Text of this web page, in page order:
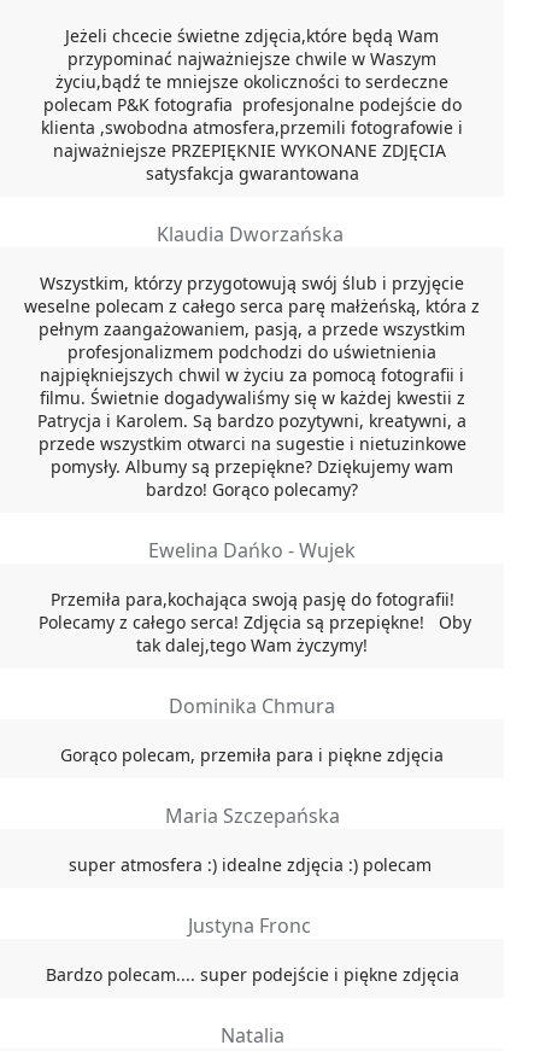
Jeżeli chcecie świetne zdjęcia,które będą Wam
przypominać najważniejsze chwile w Waszym
życiu,bądź te mniejsze okoliczności to serdeczne
polecam P&K fotografia profesjonalne podejście do
klienta ,swobodna atmosfera,przemili fotografowie i
najważniejsze PRZEPIĘKNIE WYKONANE ZDJĘCIA
satysfakcja gwarantowana
Klaudia Dworzańska
Wszystkim, którzy przygotowują swój ślub i przyjęcie
weselne polecam z całego serca parę małżeńską, która z
pełnym zaangażowaniem, pasją, a przede wszystkim
profesjonalizmem podchodzi do uświetnienia
najpiękniejszych chwil w życiu za pomocą fotografii i
filmu. Świetnie dogadywaliśmy się w każdej kwestii z
Patrycja i Karolem. Są bardzo pozytywni, kreatywni, a
przede wszystkim otwarci na sugestie i nietuzinkowe
pomysły. Albumy są przepiękne? Dziękujemy wam
bardzo! Gorąco polecamy?
Ewelina Dańko - Wujek
Przemiła para,kochająca swoją pasję do fotografii!
Polecamy z całego serca! Zdjęcia są przepiękne! Oby
tak dalej,tego Wam życzymy!
Dominika Chmura
Gorąco polecam, przemiła para i piękne zdjęcia
Maria Szczepańska
super atmosfera :) idealne zdjęcia :) polecam
Justyna Fronc
Bardzo polecam.... super podejście i piękne zdjęcia
Natalia